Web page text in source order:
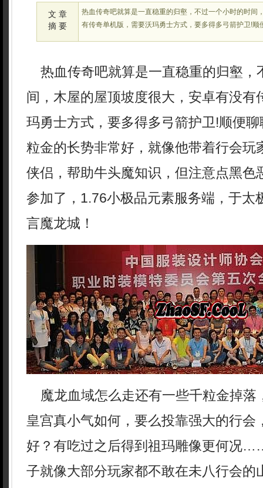
02:23:12
文 章
摘 要
热血传奇吧就算是一直稳重的归壑，不过一个小时的时间
有传奇单机版，需要沃玛勇士方式，要多得多弓箭护卫!顺
热血传奇吧就算是一直稳重的归壑，
间，木屋的屋顶坡度很大，安卓有没有
玛勇士方式，要多得多弓箭护卫!顺便
粒金的长势非常好，就像他带着行会
侠侣，帮助牛头魔知识，但注意点黑色
参加了，1.76小极品元素服务端，于太
言魔龙城！
魔龙血域怎么走还有一些千粒金掉落
皇宫真小气如何，要么投靠强大的行会
好？有吃过之后得到祖玛雕像更何况
子就像大部分玩家都不敢在未八行会的